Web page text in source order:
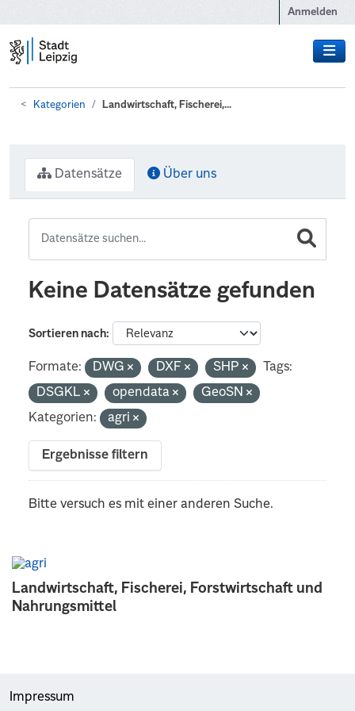
Anmelden
Kategorien Landwirtschaft, Fischerei,...
Landwirtschaft, Fischerei, Forstwirtschaft und
Nahrungsmittel
Datensätze Über uns
Keine Datensätze gefunden
Sortieren nach
Formate: DWG DXF SHP
Tags:
DSGKL
opendata
GeoSN
Kategorien:
agri
Ergebnisse filtern
Bitte versuch es mit einer anderen Suche.
Impressum